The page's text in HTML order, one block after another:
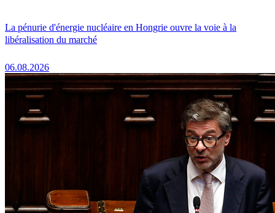
La pénurie d'énergie nucléaire en Hongrie ouvre la voie à la
libéralisation du marché
06.08.2026